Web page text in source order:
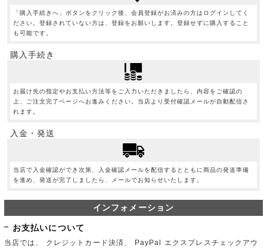
「購入手続きへ」ボタンをクリック後、会員登録がお済みの方はログインしてく
ださい。登録されていない方は、登録をお願いします。登録せずに購入すること
も可能です。
購入手続き
お届け先の指定やお支払い方法等をご入力いただきましたら、内容をご確認の
上、ご注文完了ページへお進みください。当店より受付確認メールが自動配信さ
れます。
入金・発送
当店で入金確認ができ次第、入金確認メールを配信するとともに商品の発送準備
を進め、発送が完了しましたら、メールでお知らせいたします。
インフォメーション
お支払いについて
当店では、 クレジットカード決済、 PayPal エクスプレスチェックアウ